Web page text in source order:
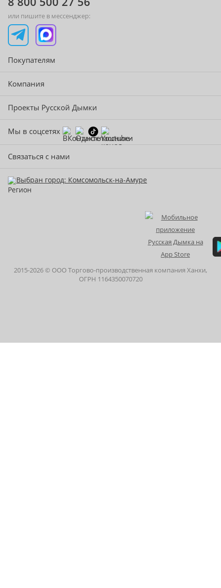
или пишите в мессенджер:
Покупателям
Компания
Проекты Русской Дымки
Мы в соцсетях
Связаться с нами
Выбран город: Комсомольск-на-Амуре
2015-2026© ООО Торгово-производственная компания Ханхи,
ОГРН 1164350070720